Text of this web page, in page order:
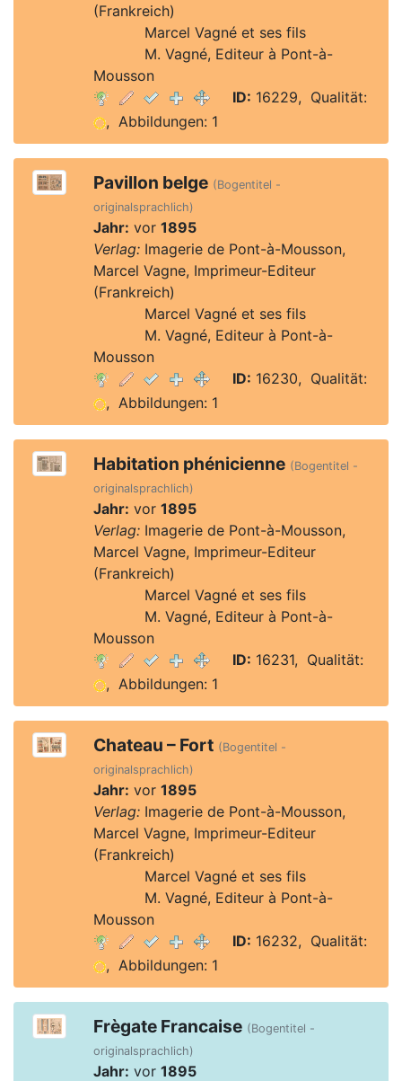
(Frankreich)
Marcel Vagné et ses fils
M. Vagné, Editeur à Pont-à-
Mousson
ID: 16229, Qualität:
, Abbildungen: 1
Pavillon belge (Bogentitel -
originalsprachlich)
Jahr: vor 1895
Verlag:Imagerie de Pont-à-Mousson,
Marcel Vagne, Imprimeur-Editeur
(Frankreich)
Marcel Vagné et ses fils
M. Vagné, Editeur à Pont-à-
Mousson
ID: 16230, Qualität:
, Abbildungen: 1
Habitation phénicienne (Bogentitel -
originalsprachlich)
Jahr: vor 1895
Verlag:Imagerie de Pont-à-Mousson,
Marcel Vagne, Imprimeur-Editeur
(Frankreich)
Marcel Vagné et ses fils
M. Vagné, Editeur à Pont-à-
Mousson
ID: 16231, Qualität:
, Abbildungen: 1
Chateau – Fort (Bogentitel -
originalsprachlich)
Jahr: vor 1895
Verlag:Imagerie de Pont-à-Mousson,
Marcel Vagne, Imprimeur-Editeur
(Frankreich)
Marcel Vagné et ses fils
M. Vagné, Editeur à Pont-à-
Mousson
ID: 16232, Qualität:
, Abbildungen: 1
Frègate Francaise (Bogentitel -
originalsprachlich)
Jahr: vor 1895